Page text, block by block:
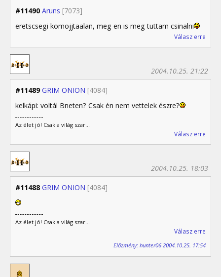
#11490 Aruns [7073]
eretscsegi komojjtaalan, meg en is meg tuttam csinalni
Válasz erre
#11489 GRIM ONION [4084]
2004.10.25. 21:22
kelkápi: voltál Bneten? Csak én nem vettelek észre?
Az élet jó! Csak a világ szar...
Válasz erre
#11488 GRIM ONION [4084]
2004.10.25. 18:03
Az élet jó! Csak a világ szar...
Válasz erre
Előzmény: hunter06 2004.10.25. 17:54